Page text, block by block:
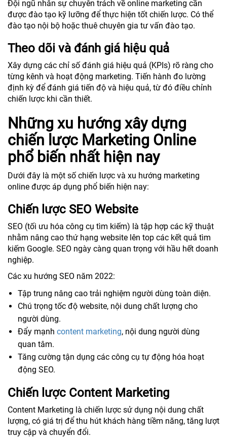
Đội ngũ nhân sự chuyên trách về online marketing cần
được đào tạo kỹ lưỡng để thực hiện tốt chiến lược. Có thể
đào tạo nội bộ hoặc thuê chuyên gia tư vấn đào tạo.
Theo dõi và đánh giá hiệu quả
Xây dựng các chỉ số đánh giá hiệu quả (KPIs) rõ ràng cho
từng kênh và hoạt động marketing. Tiến hành đo lường
định kỳ để đánh giá tiến độ và hiệu quả, từ đó điều chỉnh
chiến lược khi cần thiết.
Những xu hướng xây dựng
chiến lược Marketing Online
phổ biến nhất hiện nay
Dưới đây là một số chiến lược và xu hướng marketing
online được áp dụng phổ biến hiện nay:
Chiến lược SEO Website
SEO (tối ưu hóa công cụ tìm kiếm) là tập hợp các kỹ thuật
nhằm nâng cao thứ hạng website lên top các kết quả tìm
kiếm Google. SEO ngày càng quan trọng với hầu hết doanh
nghiệp.
Các xu hướng SEO năm 2022:
Tập trung nâng cao trải nghiệm người dùng toàn diện.
Chú trọng tốc độ website, nội dung chất lượng cho
người dùng.
Đẩy mạnh content marketing, nội dung người dùng
quan tâm.
Tăng cường tận dụng các công cụ tự động hóa hoạt
động SEO.
Chiến lược Content Marketing
Content Marketing là chiến lược sử dụng nội dung chất
lượng, có giá trị để thu hút khách hàng tiềm năng, tăng lượt
truy cập và chuyển đổi.